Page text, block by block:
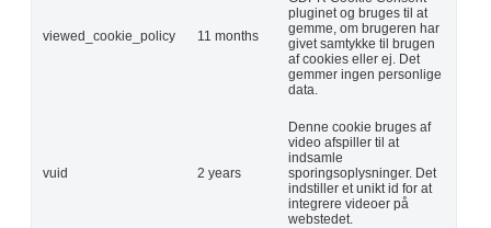
viewed_cookie_policy 11 months
pluginet og bruges til at
gemme, om brugeren har
givet samtykke til brugen
af cookies eller ej. Det
gemmer ingen personlige
data.
vuid 2 years
Denne cookie bruges af
video afspiller til at
indsamle
sporingsoplysninger. Det
indstiller et unikt id for at
integrere videoer på
webstedet.